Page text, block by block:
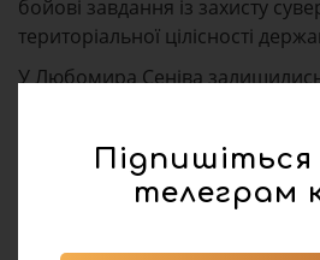
бойові завдання із захисту
територіальної цілісності
У Любомира Сеніва
Мерія закликає львів’ян та
до міської церемонії прощання
час від проведеннятелеграм